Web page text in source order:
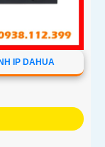
IP DAHUA